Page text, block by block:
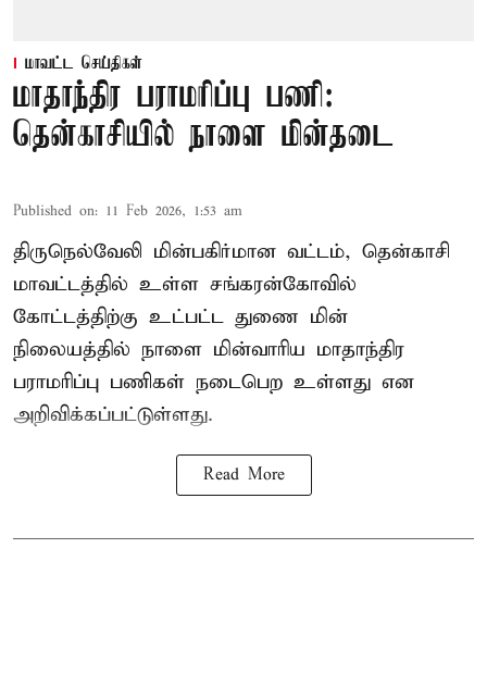
மாவட்ட செய்திகள்
மாதாந்திர பராமரிப்பு பணி:
தென்காசியில் நாளை மின்தடை
Published on: 11 Feb 2026, 1:53 am
திருநெல்வேலி மின்பகிர்மான வட்டம், தென்காசி
மாவட்டத்தில் உள்ள சங்கரன்கோவில்
கோட்டத்திற்கு உட்பட்ட துணை மின்
நிலையத்தில் நாளை மின்வாரிய மாதாந்திர
பராமரிப்பு பணிகள் நடைபெற உள்ளது என
அறிவிக்கப்பட்டுள்ளது.
Read More